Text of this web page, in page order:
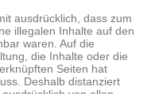
ausdrücklich, dass zum
illegalen Inhalte auf den
waren. Auf die
die Inhalte oder die
Seiten hat
Deshalb distanziert